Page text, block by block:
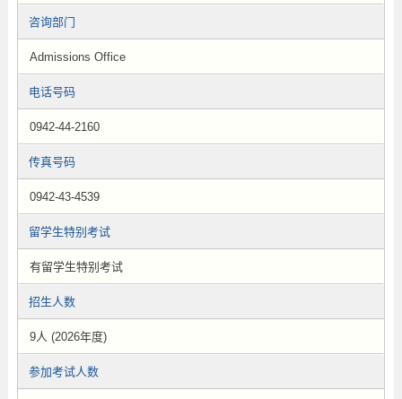
咨询部门
Admissions Office
电话号码
0942-44-2160
传真号码
0942-43-4539
留学生特别考试
有留学生特别考试
招生人数
9人 (2026年度)
参加考试人数